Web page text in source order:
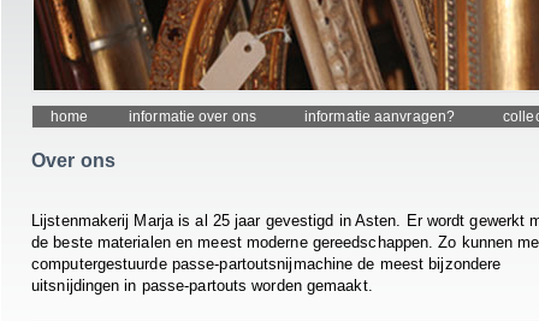
home informatie over ons informatie aanvragen?
Over ons
Lijstenmakerij Marja is al 25 jaar gevestigd in Asten. Er wordt gewerkt
de beste materialen en meest moderne gereedschappen. Zo kunnen
computergestuurde passe-partoutsnijmachine de meest bijzondere
uitsnijdingen in passe-partouts worden gemaakt.